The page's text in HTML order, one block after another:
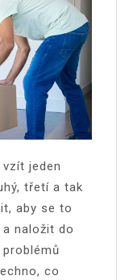
jeden
třetí a tak
aby se to
naložit do
co